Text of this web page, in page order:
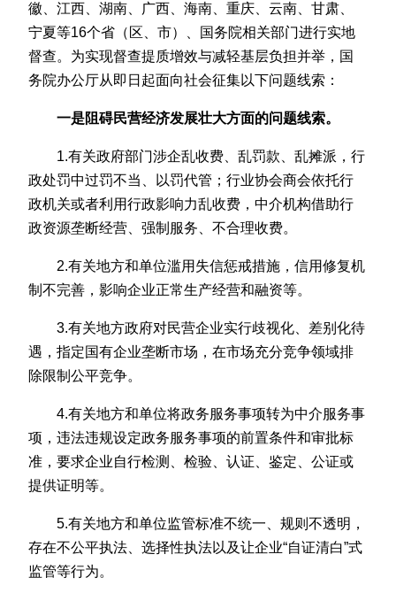
徽、江西、湖南、广西、海南、重庆、云南、甘肃、
宁夏等16个省（区、市）、国务院相关部门进行实地
督查。为实现督查提质增效与减轻基层负担并举，国
务院办公厅从即日起面向社会征集以下问题线索：
一是阻碍民营经济发展壮大方面的问题线索。
1.有关政府部门涉企乱收费、乱罚款、乱摊派，行
政处罚中过罚不当、以罚代管；行业协会商会依托行
政机关或者利用行政影响力乱收费，中介机构借助行
政资源垄断经营、强制服务、不合理收费。
2.有关地方和单位滥用失信惩戒措施，信用修复机
制不完善，影响企业正常生产经营和融资等。
3.有关地方政府对民营企业实行歧视化、差别化待
遇，指定国有企业垄断市场，在市场充分竞争领域排
除限制公平竞争。
4.有关地方和单位将政务服务事项转为中介服务事
项，违法违规设定政务服务事项的前置条件和审批标
准，要求企业自行检测、检验、认证、鉴定、公证或
提供证明等。
5.有关地方和单位监管标准不统一、规则不透明，
存在不公平执法、选择性执法以及让企业“自证清白”式
监管等行为。